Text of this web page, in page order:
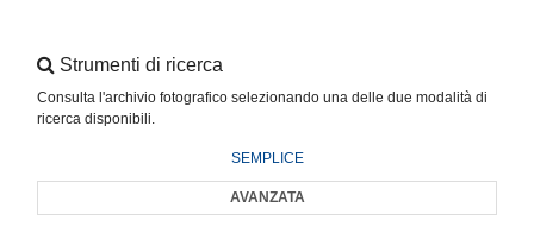
Strumenti di ricerca
Consulta l'archivio fotografico selezionando una delle due modalità di
ricerca disponibili.
SEMPLICE
AVANZATA